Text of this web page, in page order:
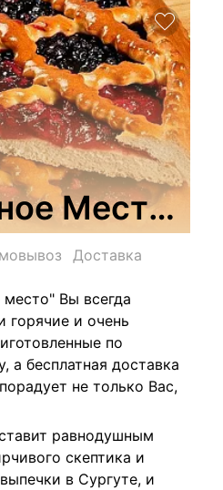
Место,
Доставка
место" Вы всегда
горячие и очень
по
а бесплатная доставка
не только Вас,
равнодушным
скептика и
в Сургуте, и